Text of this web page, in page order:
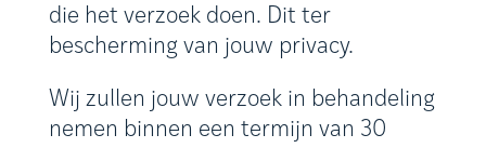
die het verzoek doen. Dit ter
bescherming van jouw privacy.
Wij zullen jouw verzoek in behandeling
nemen binnen een termijn van 30